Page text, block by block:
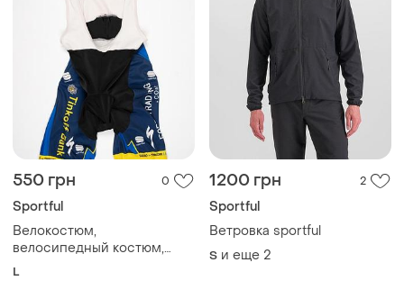
550 грн 0
Sportful
Велокостюм,
велосипедный костюм,
комбинезон, велошорты,
L
1200 грн 2
Sportful
Ветровка sportful
S и еще 2